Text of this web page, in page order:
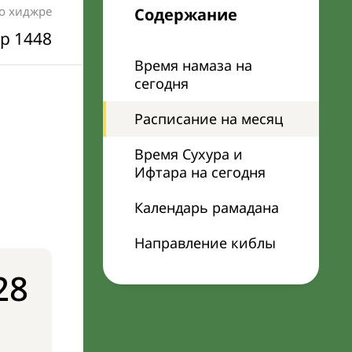
Содержание
Время намаза на
сегодня
Расписание на месяц
Время Сухура и
Ифтара на сегодня
Календарь рамадана
Направление киблы
хиджре
1448